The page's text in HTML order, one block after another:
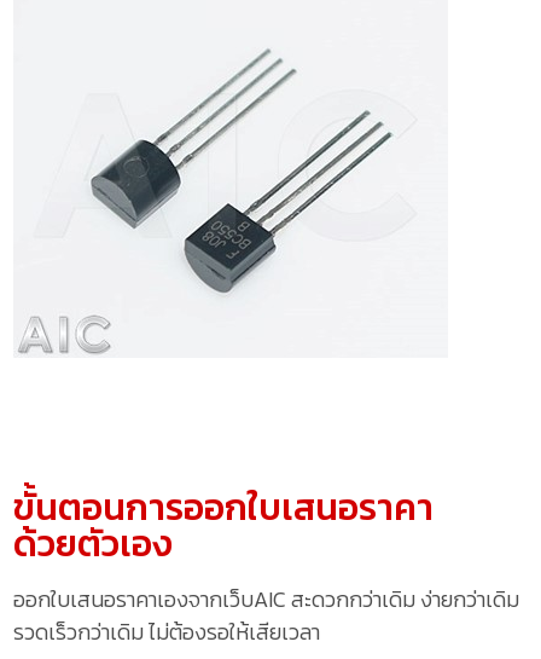
ขั้นตอนการออกใบเสนอราคา
ด้วยตัวเอง
ออกใบเสนอราคาเองจากเว็บAIC สะดวกกว่าเดิม ง่ายกว่าเดิม
รวดเร็วกว่าเดิม ไม่ต้องรอให้เสียเวลา